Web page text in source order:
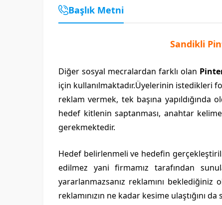
Başlık Metni
Sandikli
Diğer sosyal mecralardan farklı olan
için kullanılmaktadır.Üyelerinin istedikleri
reklam vermek, tek başına
hedef kitlenin saptanması, anahtar
gerekmektedir.
Hedef belirlenmeli ve hedefin
edilmez yani firmamız tarafından
yararlanmazsanız reklamını beklediğiniz
reklamınızın ne kadar kesime ulaştığını